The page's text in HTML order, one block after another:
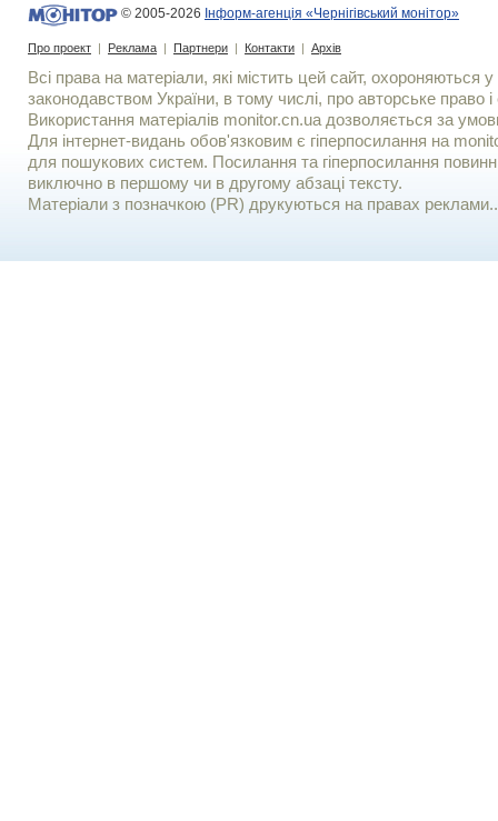
© 2005-2026 Інформ-агенція «Чернігівський монітор»
Про проект | Реклама | Партнери | Контакти | Архів
Всі права на матеріали, які містить цей сайт, охороняються у
законодавством України, в тому числі, про авторське право і
Використання матерiалiв monitor.cn.ua дозволяється за
Для iнтернет-видань обов'язковим є гiперпосилання на
для пошукових систем. Посилання та гіперпосилання
виключно в першому чи в другому абзаці тексту.
Матеріали з позначкою (PR) друкуються на правах реклами..